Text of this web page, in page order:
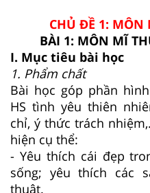
CHỦ ĐỀ 1: MÔN
BÀI 1: MÔN MĨ
I. Mục tiêu bài học
1. Phẩm chất
Bài học góp phần
HS tình yêu thiên
chỉ, ý thức trách
hiện cụ thể:
- Yêu thích cái đẹp
sống; yêu thích các
thuật.